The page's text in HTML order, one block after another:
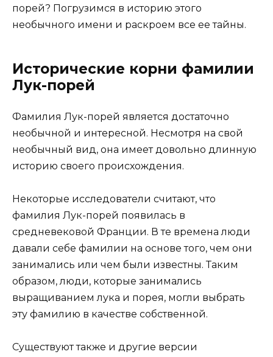
порей? Погрузимся в историю этого
необычного имени и раскроем все ее тайны.
Исторические корни фамилии
Лук-порей
Фамилия Лук-порей является достаточно
необычной и интересной. Несмотря на свой
необычный вид, она имеет довольно длинную
историю своего происхождения.
Некоторые исследователи считают, что
фамилия Лук-порей появилась в
средневековой Франции. В те времена люди
давали себе фамилии на основе того, чем они
занимались или чем были известны. Таким
образом, люди, которые занимались
выращиванием лука и порея, могли выбрать
эту фамилию в качестве собственной.
Существуют также и другие версии